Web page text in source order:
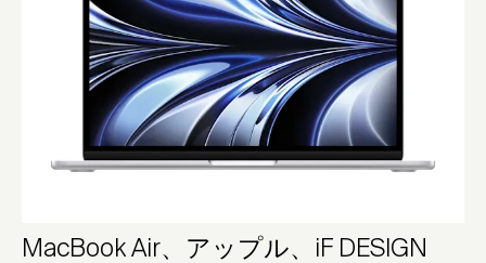
MacBook Air、アップル、iF DESIGN